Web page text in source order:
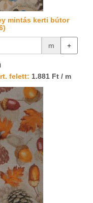
mintás kerti bútor
m +
felett: 1.881 Ft / m